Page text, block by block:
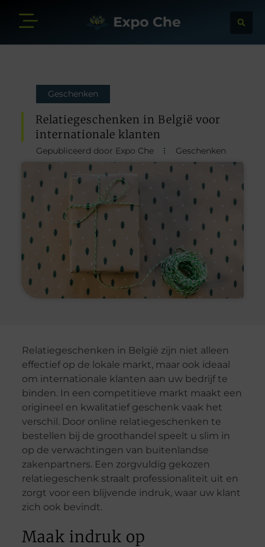
Geschenken
Relatiegeschenken in België voor
internationale klanten
Gepubliceerd door Expo Che Geschenken
Relatiegeschenken in België zijn niet alleen
effectief op de lokale markt, maar ook ideaal
om internationale klanten aan uw bedrijf te
binden. In een competitieve markt maakt een
origineel en kwalitatief geschenk vaak het
verschil. Door online relatiegeschenken te
bestellen bij de groothandel speelt u slim in
op de verwachtingen van buitenlandse
zakenpartners. Een zorgvuldig gekozen
relatiegeschenk straalt professionaliteit uit en
zorgt voor een blijvende indruk, waar uw klant
zich ook bevindt.
Maak indruk op